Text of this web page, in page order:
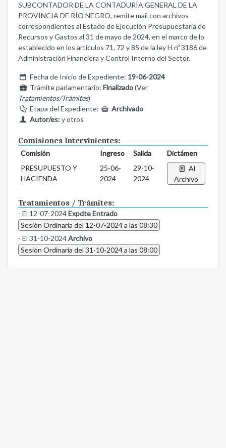
SUBCONTADOR DE LA CONTADURÍA GENERAL DE LA
PROVINCIA DE RÍO NEGRO, remite mail con archivos
correspondientes al Estado de Ejecución Presupuestaria de
Recursos y Gastos al 31 de mayo de 2024, en el marco de lo
establecido en los artículos 71, 72 y 85 de la ley H nº 3186 de
Administración Financiera y Control Interno del Sector.
Fecha de Inicio de Expediente: 19-06-2024
Trámite parlamentario: Finalizado(Ver
Tratamientos/Trámites)
Etapa del Expediente:
Archivado
Autor/es:y otros
Comisiones Intervinientes:
Comisión Ingreso Salida
Dictámen
PRESUPUESTO Y
HACIENDA
25-06-
2024
29-10-
2024
Al
Archivo
Tratamientos / Trámites:
- El 12-07-2024Expdte Entrado
Sesión Ordinaria del 12-07-2024 a las 08:30
- El 31-10-2024Archivo
Sesión Ordinaria del 31-10-2024 a las 08:00